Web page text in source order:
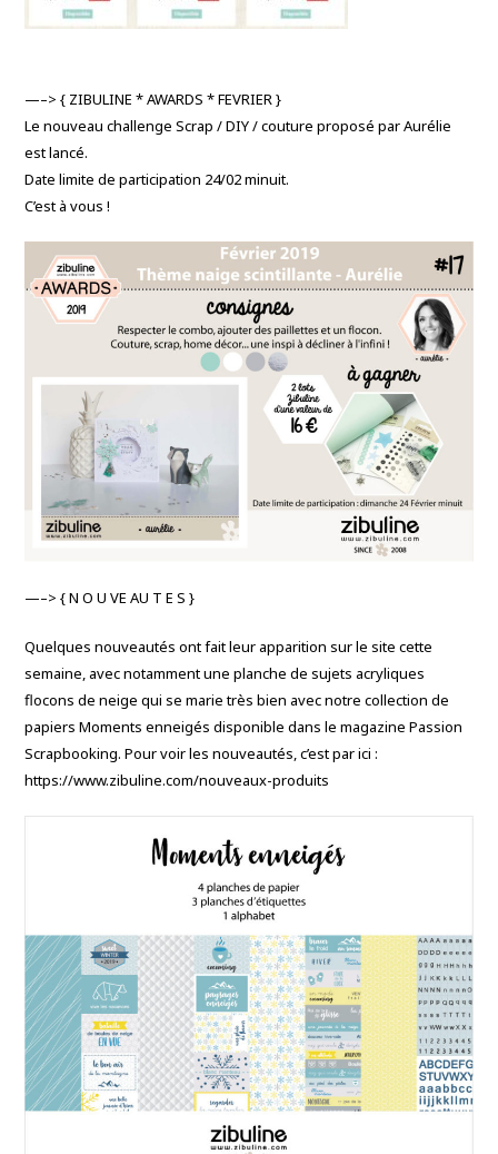
—–> { ZIBULINE * AWARDS * FEVRIER }
Le nouveau challenge Scrap / DIY / couture proposé par Aurélie
est lancé.
Date limite de participation 24/02 minuit.
C’est à vous!
—–> { N O U VE AU T E S }
Quelques nouveautés ont fait leur apparition sur le site cette
semaine, avec notamment une planche de sujets acryliques
flocons de neige qui se marie très bien avec notre collection de
papiers Moments enneigés disponible dans le magazine Passion
Scrapbooking. Pour voir les nouveautés, c’est par ici :
https://www.zibuline.com/nouveaux-produits